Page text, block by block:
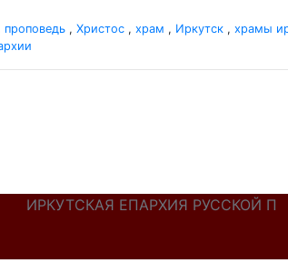
проповедь , Христос , храм , Иркутск , храмы
ИРКУТСКАЯ ЕПАРХИЯ РУССКОЙ П